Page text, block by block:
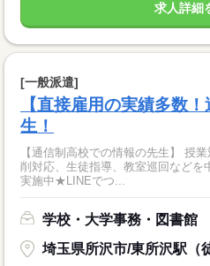
求人詳細
[一般派遣]
【直接雇用の実績多数
生！
【通信制高校での情報の先生】 授
削対応、生徒指導、教室巡回などを
実施中★LINEでつ...
学校・大学事務・図書館
埼玉県所沢市/東所沢駅（